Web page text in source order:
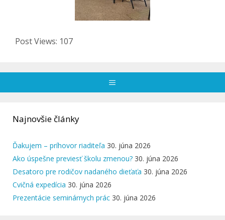
Post Views: 107
Najnovšie články
Ďakujem – príhovor riaditeľa 30. júna 2026
Ako úspešne previesť školu zmenou? 30. júna 2026
Desatoro pre rodičov nadaného dieťaťa 30. júna 2026
Cvičná expedícia 30. júna 2026
Prezentácie seminárnych prác 30. júna 2026